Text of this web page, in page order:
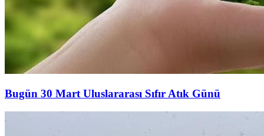
Bugün 30 Mart Uluslararası Sıfır Atık Günü